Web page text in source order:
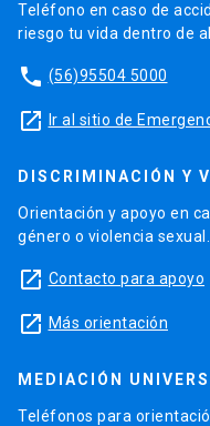
Teléfono en caso de
riesgo tu vida dentro de
phone (56)95504 5000
launch Ir al sitio de
DISCRIMINACIÓN Y
Orientación y apoyo en
género o violencia sexual.
launch Contacto para apoyo
launch Más orientación
MEDIACIÓN
Teléfonos para